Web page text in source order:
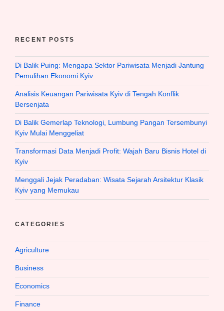
RECENT POSTS
Di Balik Puing: Mengapa Sektor Pariwisata Menjadi Jantung
Pemulihan Ekonomi Kyiv
Analisis Keuangan Pariwisata Kyiv di Tengah Konflik
Bersenjata
Di Balik Gemerlap Teknologi, Lumbung Pangan Tersembunyi
Kyiv Mulai Menggeliat
Transformasi Data Menjadi Profit: Wajah Baru Bisnis Hotel di
Kyiv
Menggali Jejak Peradaban: Wisata Sejarah Arsitektur Klasik
Kyiv yang Memukau
CATEGORIES
Agriculture
Business
Economics
Finance